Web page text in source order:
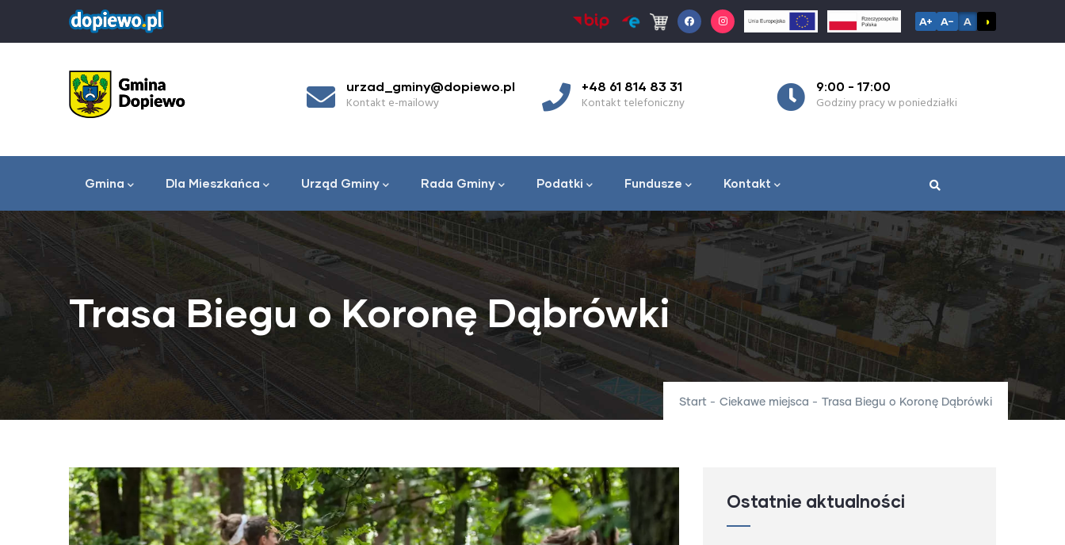
A+ A− A ◑
ul. Leśna 1c, 62-070
Dopiewo
Lokalizacja urzędu gminy
urzad_gminy@dopiewo.pl
Kontakt e-mailowy
+48 61 814 83 31
Kontakt telefoniczny
9:00 - 17:00
Godziny pracy w poniedziałki
główne
Gmina Dla Mieszkańca Urząd Gminy Rada Gminy Podatki Fundusze Kontakt
Trasa Biegu o Koronę Dąbrówki
Start - Ciekawe miejsca - Trasa Biegu o Koronę Dąbrówki
Ostatnie aktualności